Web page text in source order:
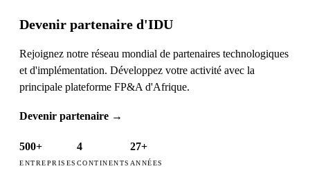
Devenir partenaire d'IDU
Rejoignez notre réseau mondial de partenaires technologiques
et d'implémentation. Développez votre activité avec la
principale plateforme FP&A d'Afrique.
Devenir partenaire →
500+
ENTREPRISES
4
CONTINENTS
27+
ANNÉES